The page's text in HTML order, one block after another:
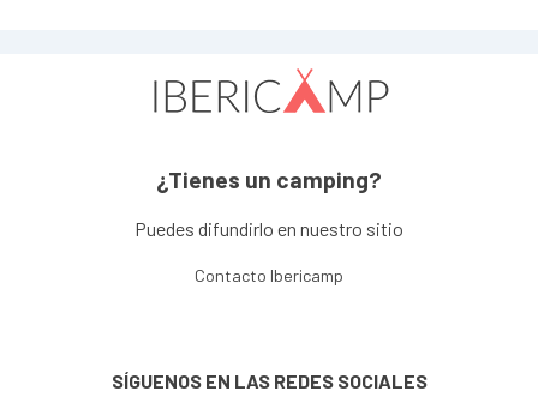
¿Tienes un camping?
Puedes difundirlo en nuestro sitio
Contacto Ibericamp
SÍGUENOS EN LAS REDES SOCIALES